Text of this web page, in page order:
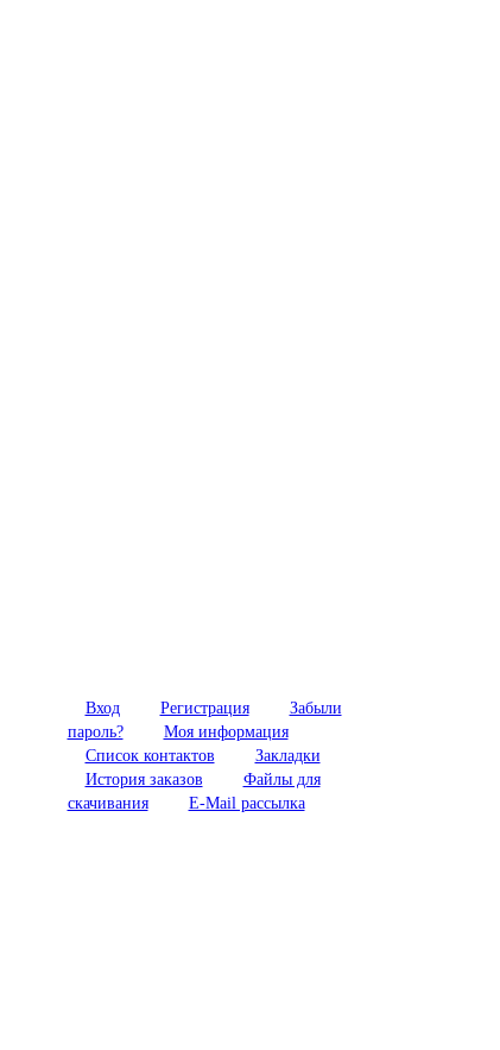
Вход Регистрация
Забыли
пароль?
Моя информация
Список контактов
Закладки
История заказов
Файлы для
скачивания
E-Mail рассылка